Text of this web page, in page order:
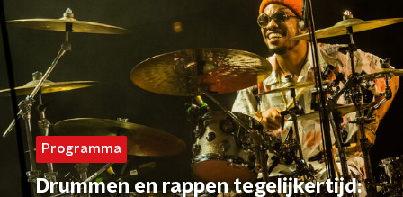
Programma
Drummen en rappen tegelijkertijd: